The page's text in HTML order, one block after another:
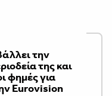
την
της και
φημές για
Eurovision